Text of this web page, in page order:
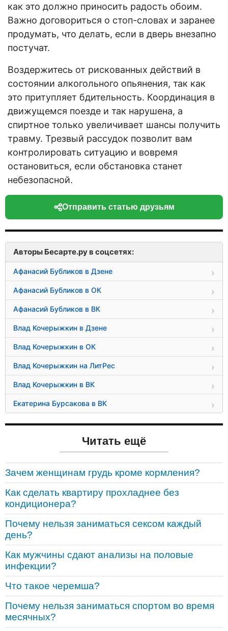
как это должно приносить радость обоим.
Важно договориться о стоп-словах и заранее
продумать, что делать, если в дверь внезапно
постучат.
Воздержитесь от рискованных действий в
состоянии алкогольного опьянения, так как
это притупляет бдительность. Координация в
движущемся поезде и так нарушена, а
спиртное только увеличивает шансы получить
травму. Трезвый рассудок позволит вам
контролировать ситуацию и вовремя
остановиться, если обстановка станет
небезопасной.
Отправить статью друзьям
Авторы Бесарте.ру в соцсетях:
Афанасий Бубликов в Дзене
Афанасий Бубликов в ОК
Афанасий Бубликов в ВК
Влад Кочерыжкин в Дзене
Влад Кочерыжкин в ОК
Влад Кочерыжкин на ЛитРес
Влад Кочерыжкин в ВК
Екатерина Бурсакова в ВК
Читать ещё
Зачем женщинам грудь кроме кормления?
Как сделать квартиру прохладнее без
кондиционера?
Почему нельзя заниматься сексом каждый
день?
Как мужчины сдают анализы на половые
инфекции?
Что такое черемша?
Почему нельзя заниматься спортом во время
месячных?